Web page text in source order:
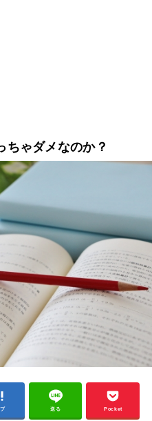
ちゃダメなのか？
送る Pocket